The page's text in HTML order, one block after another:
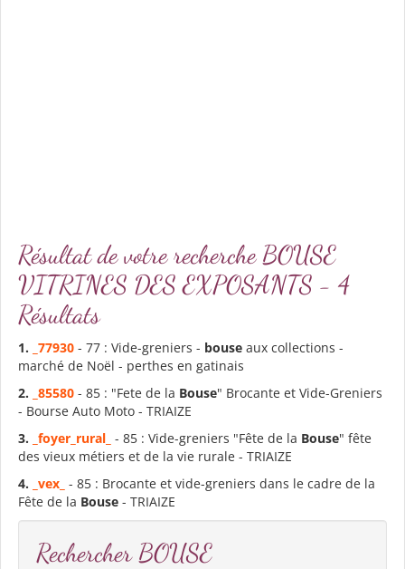
Résultat de votre recherche BOUSE
VITRINES DES EXPOSANTS - 4
Résultats
1. _77930 - 77 : Vide-greniers - bouse aux collections -
marché de Noël - perthes en gatinais
2. _85580 - 85 : "Fete de la Bouse" Brocante et Vide-Greniers
- Bourse Auto Moto - TRIAIZE
3. _foyer_rural_ - 85 : Vide-greniers "Fête de la Bouse" fête
des vieux métiers et de la vie rurale - TRIAIZE
4. _vex_ - 85 : Brocante et vide-greniers dans le cadre de la
Fête de la Bouse - TRIAIZE
Rechercher BOUSE